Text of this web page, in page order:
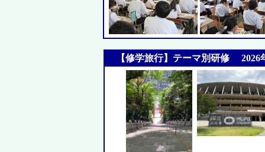
【修学旅行】テーマ別研修 2026